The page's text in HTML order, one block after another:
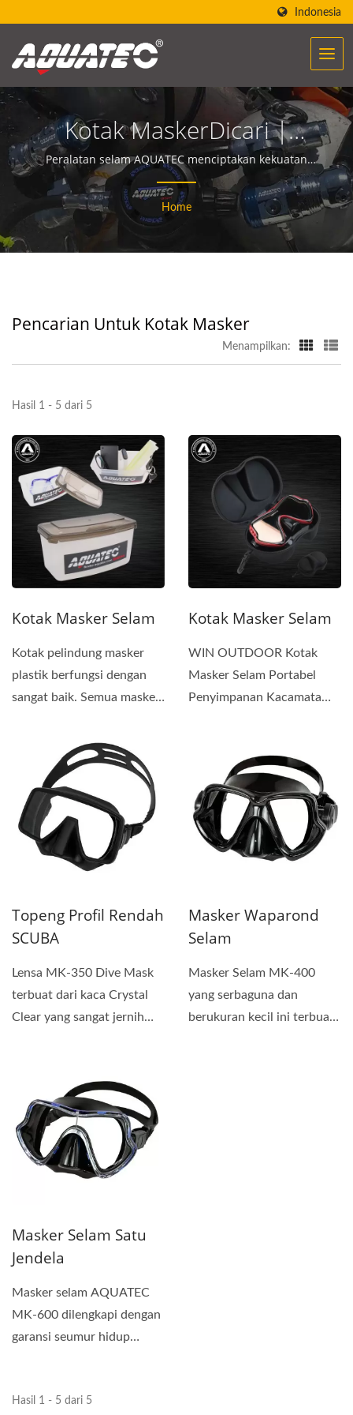
Indonesia
Kotak MaskerDicari |
Produsen Peralatan &
Perlengkapan Scuba
Selama Lebih Dari 40
Tahun | SCUBA AQUATEC
Peralatan selam AQUATEC menciptakan kekuatan
untuk membantu orang berinteraksi dan
berkomunikasi dengan lautan.
Home
Pencarian Untuk Kotak Masker
Menampilkan:
Hasil 1 - 5 dari 5
Kotak Masker Selam
Kotak pelindung masker
plastik berfungsi dengan
sangat baik. Semua masker
Kotak Masker Selam
WIN OUTDOOR Kotak
Masker Selam Portabel
Penyimpanan Kacamata
Topeng Profil Rendah
SCUBA
Lensa MK-350 Dive Mask
terbuat dari kaca Crystal
Clear yang sangat jernih
Masker Waparond
Selam
Masker Selam MK-400
yang serbaguna dan
berukuran kecil ini terbuat
Masker Selam Satu
Jendela
Masker selam AQUATEC
MK-600 dilengkapi dengan
garansi seumur hidup
Hasil 1 - 5 dari 5